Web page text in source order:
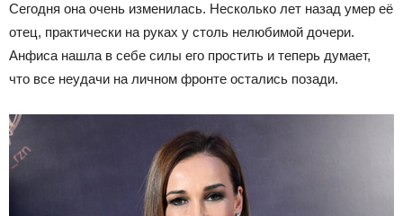
Сегодня она очень изменилась. Несколько лет назад умер её
отец, практически на руках у столь нелюбимой дочери.
Анфиса нашла в себе силы его простить и теперь думает,
что все неудачи на личном фронте остались позади.